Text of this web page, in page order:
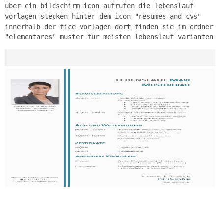
über ein bildschirm icon aufrufen die lebenslauf
vorlagen stecken hinter dem icon "resumes and cvs"
innerhalb der fice vorlagen dort finden sie im ordner
"elementares" muster für meisten lebenslauf varianten